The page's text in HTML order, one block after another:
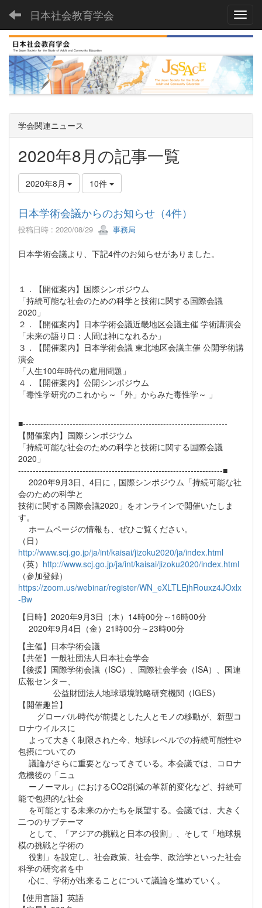
日本社会教育学会
学会関連ニュース
2020年8月の記事一覧
2020年8月 10件
日本学術会議からのお知らせ（4件）
投稿日時 : 2020/08/29 事務局
日本学術会議より、下記4件のお知らせがありました。
１．【開催案内】国際シンポジウム
「持続可能な社会のための科学と技術に関する国際会議
2020」
２．【開催案内】日本学術会議近畿地区会議主催 学術講演会
「未来の語り口：人間は神になれるか」
３．【開催案内】日本学術会議 東北地区会議主催 公開学術講
演会
「人生100年時代の雇用問題」
４．【開催案内】公開シンポジウム
「毒性学研究のこれから～「外」からみた毒性学～ 」
■----------------------------------------------------------------------
【開催案内】国際シンポジウム
「持続可能な社会のための科学と技術に関する国際会議
2020」
----------------------------------------------------------------------■
2020年9月3日、4日に，国際シンポジウム「持続可能な社
会のための科学と
技術に関する国際会議2020」をオンラインで開催いたしま
す。
ホームページの情報も、ぜひご覧ください。
（日）
http://www.scj.go.jp/ja/int/kaisai/jizoku2020/ja/index.html
（英） http://www.scj.go.jp/ja/int/kaisai/jizoku2020/index.html
（参加登録）
https://zoom.us/webinar/register/WN_eXLTLEjhRouxz4JOxlx
-Bw
【日時】2020年9月3日（木）14時00分～16時00分
2020年9月4日（金）21時00分～23時00分
【主催】日本学術会議
【共催】一般社団法人日本社会学会
【後援】国際学術会議（ISC）、国際社会学会（ISA）、国連
広報センター、
公益財団法人地球環境戦略研究機関（IGES）
【開催趣旨】
グローバル時代が前提とした人とモノの移動が、新型コ
ロナウイルスに
よって大きく制限された今、地球レベルでの持続可能性や
包摂についての
議論がさらに重要となってきている。本会議では、コロナ
危機後の「ニュ
ーノーマル」におけるCO2削減の革新的変化など、持続可
能で包摂的な社会
を可能とする未来のかたちを展望する。会議では、大きく
二つのサブテーマ
として、「アジアの挑戦と日本の役割」、そして「地球規
模の挑戦と学術の
役割」を設定し、社会政策、社会学、政治学といった社会
科学の研究者を中
心に、学術が出来ることについて議論を進めていく。
【使用言語】英語